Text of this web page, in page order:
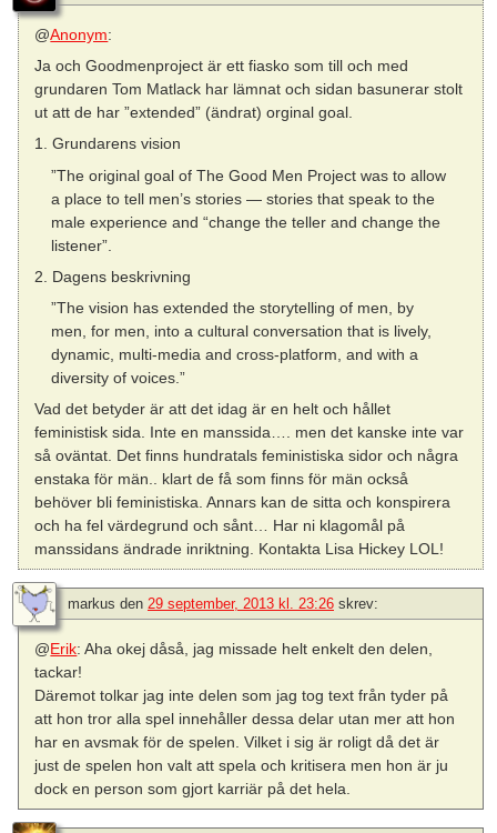
@Anonym:
Ja och Goodmenproject är ett fiasko som till och med
grundaren Tom Matlack har lämnat och sidan basunerar stolt
ut att de har ”extended” (ändrat) orginal goal.
1. Grundarens vision
”The original goal of The Good Men Project was to allow
a place to tell men’s stories — stories that speak to the
male experience and “change the teller and change the
listener”.
2. Dagens beskrivning
”The vision has extended the storytelling of men, by
men, for men, into a cultural conversation that is lively,
dynamic, multi-media and cross-platform, and with a
diversity of voices.”
Vad det betyder är att det idag är en helt och hållet
feministisk sida. Inte en manssida…. men det kanske inte var
så oväntat. Det finns hundratals feministiska sidor och några
enstaka för män.. klart de få som finns för män också
behöver bli feministiska. Annars kan de sitta och konspirera
och ha fel värdegrund och sånt… Har ni klagomål på
manssidans ändrade inriktning. Kontakta Lisa Hickey LOL!
markus den 29 september, 2013 kl. 23:26 skrev:
@Erik: Aha okej dåså, jag missade helt enkelt den delen,
tackar!
Däremot tolkar jag inte delen som jag tog text från tyder på
att hon tror alla spel innehåller dessa delar utan mer att hon
har en avsmak för de spelen. Vilket i sig är roligt då det är
just de spelen hon valt att spela och kritisera men hon är ju
dock en person som gjort karriär på det hela.